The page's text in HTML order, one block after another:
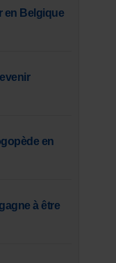
en Belgique
en
à être